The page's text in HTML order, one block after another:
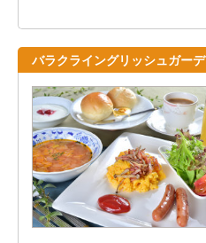
バラクライングリッシュガー